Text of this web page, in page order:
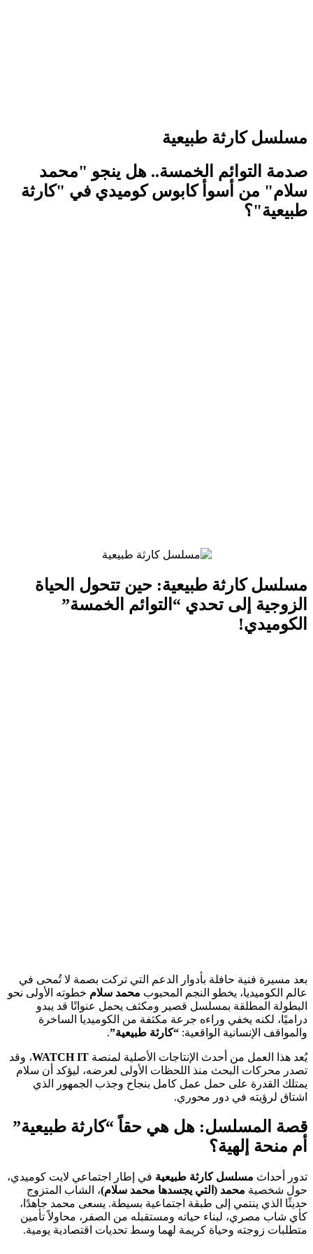
مسلسل كارثة طبيعية
صدمة التوائم الخمسة.. هل ينجو "محمد
سلام" من أسوأ كابوس كوميدي في "كارثة
طبيعية"؟
مسلسل كارثة طبيعية: حين تتحول الحياة
الزوجية إلى تحدي “التوائم الخمسة”
الكوميدي!
بعد مسيرة فنية حافلة بأدوار الدعم التي تركت بصمة لا تُمحى في
عالم الكوميديا، يخطو النجم المحبوب محمد سلام خطوته الأولى نحو
البطولة المطلقة بمسلسل قصير ومكثف يحمل عنوانًا قد يبدو
دراميًا، لكنه يخفي وراءه جرعة مكثفة من الكوميديا الساخرة
والمواقف الإنسانية الواقعية: “كارثة طبيعية”.
يُعد هذا العمل من أحدث الإنتاجات الأصلية لمنصة WATCH IT، وقد
تصدر محركات البحث منذ اللحظات الأولى لعرضه، ليؤكد أن سلام
يمتلك القدرة على حمل عمل كامل بنجاح وجذب الجمهور الذي
اشتاق لرؤيته في دور محوري.
قصة المسلسل: هل هي حقاً “كارثة طبيعية”
أم منحة إلهية؟
تدور أحداث مسلسل كارثة طبيعية في إطار اجتماعي لايت كوميدي،
حول شخصية محمد (التي يجسدها محمد سلام)، الشاب المتزوج
حديثًا الذي ينتمي إلى طبقة اجتماعية بسيطة. يسعى محمد جاهدًا،
كأي شاب مصري، لبناء حياته ومستقبله من الصفر، محاولاً تأمين
متطلبات زوجته وحياة كريمة لهما وسط تحديات اقتصادية يومية.